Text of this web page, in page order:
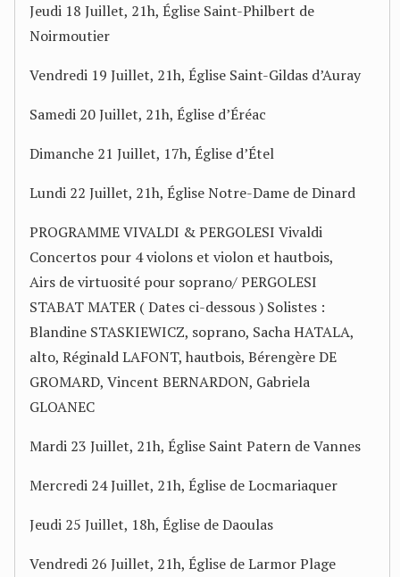
Jeudi 18 Juillet, 21h, Église Saint-Philbert de
Noirmoutier
Vendredi 19 Juillet, 21h, Église Saint-Gildas d’Auray
Samedi 20 Juillet, 21h, Église d’Éréac
Dimanche 21 Juillet, 17h, Église d’Étel
Lundi 22 Juillet, 21h, Église Notre-Dame de Dinard
PROGRAMME VIVALDI & PERGOLESI Vivaldi
Concertos pour 4 violons et violon et hautbois,
Airs de virtuosité pour soprano/ PERGOLESI
STABAT MATER ( Dates ci-dessous ) Solistes :
Blandine STASKIEWICZ, soprano, Sacha HATALA,
alto, Réginald LAFONT, hautbois, Bérengère DE
GROMARD, Vincent BERNARDON, Gabriela
GLOANEC
Mardi 23 Juillet, 21h, Église Saint Patern de Vannes
Mercredi 24 Juillet, 21h, Église de Locmariaquer
Jeudi 25 Juillet, 18h, Église de Daoulas
Vendredi 26 Juillet, 21h, Église de Larmor Plage